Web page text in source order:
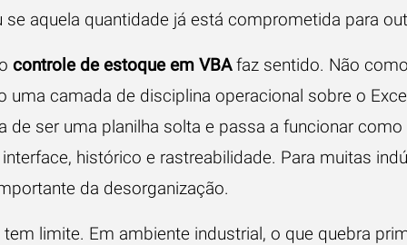
se aquela quantidade já está comprometida para
controle de estoque em VBAfaz sentido. Não
uma camada de disciplina operacional sobre o
de ser uma planilha solta e passa a funcionar
histórico e rastreabilidade. Para muitas
da desorganização.
limite. Em ambiente industrial, o que quebra